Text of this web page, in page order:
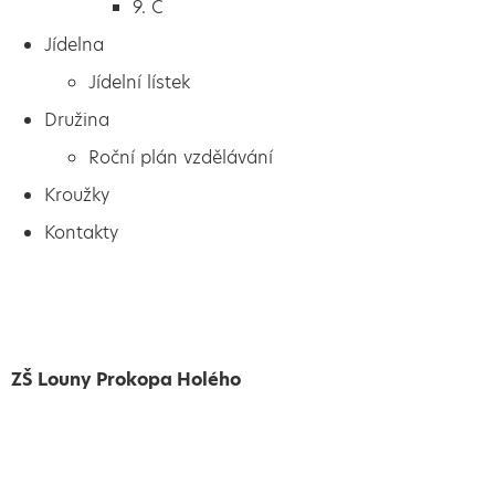
9. C
Jídelna
Jídelní lístek
Družina
Roční plán vzdělávání
Kroužky
Kontakty
ZŠ Louny Prokopa Holého